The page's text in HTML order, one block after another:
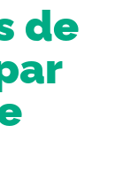
de